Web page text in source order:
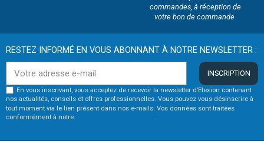
commandes, à réception de
votre bon de commande
RESTEZ INFORMÉ EN VOUS ABONNANT À NOTRE NEWSLETTER :
INSCRIPTION
En vous inscrivant, vous acceptez de recevoir la newsletter d’Elexion contenant
nos actualités, conseils et offres professionnelles. Vous pouvez vous désinscrire à
tout moment via le lien présent dans nos e-mails. Vos données sont traitées
conformément à notre
.